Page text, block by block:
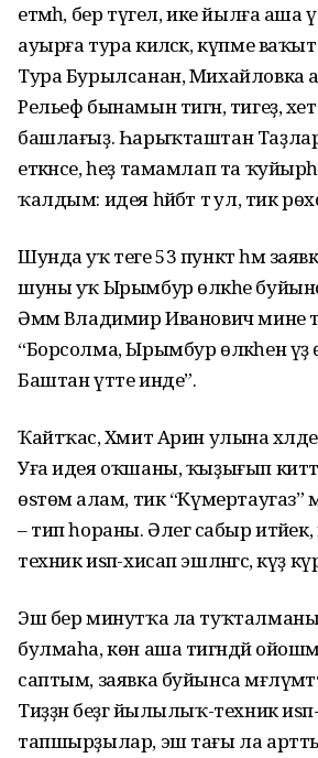
етмәһә, бер түгел, ике йылға аша
ауырға тура киләсәк, күпме ваҡыт
Тура Бурылсанан, Михайловка
Рельеф бынамын тигән, тигеҙ, хет
башлағыҙ. Һарыҡташтан
еткәнсе, һеҙ тамамлап та
ҡалдым: идея һәйбәт тә ул, тик
Шунда уҡ теге 53 пункт һәм
шуны уҡ Ырымбур өлкәһе
Әммә Владимир Иванович
“Борсолма, Ырымбур өлкәһен үҙ
Баштан үтте инде”.
Ҡайтҡас, Хәмит Арин улына
Уға идея оҡшаны, ҡыҙығып
өѕтөмә алам, тик “Күмертаугаз”
– тип һораны. Әлегә сабыр
техник иѕәп-хисап эшләнгәс, күҙ
Эш бер минутҡа ла
булмаһа, көн аша тигәндәй
саптым, заявка буйынса
Тиҙҙән беҙгә йылылыҡ-техник
тапшырҙылар, эш тағы ла артты.